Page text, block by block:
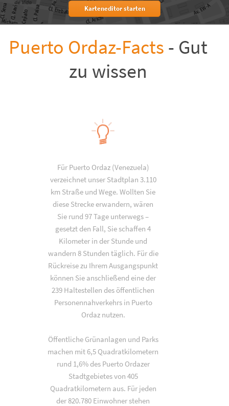
Karteneditor starten
Puerto Ordaz-Facts - Gut
zu wissen
Für Puerto Ordaz (Venezuela)
verzeichnet unser Stadtplan 3.110
km Straße und Wege. Wollten Sie
diese Strecke erwandern, wären
Sie rund 97 Tage unterwegs –
gesetzt den Fall, Sie schaffen 4
Kilometer in der Stunde und
wandern 8 Stunden täglich. Für die
Rückreise zu Ihrem Ausgangspunkt
können Sie anschließend eine der
239 Haltestellen des öffentlichen
Personennahverkehrs in Puerto
Ordaz nutzen.
Öffentliche Grünanlagen und Parks
machen mit 6,5 Quadratkilometern
rund 1,6% des Puerto Ordazer
Stadtgebietes von 405
Quadratkilometern aus. Für jeden
der 820.780 Einwohner stehen